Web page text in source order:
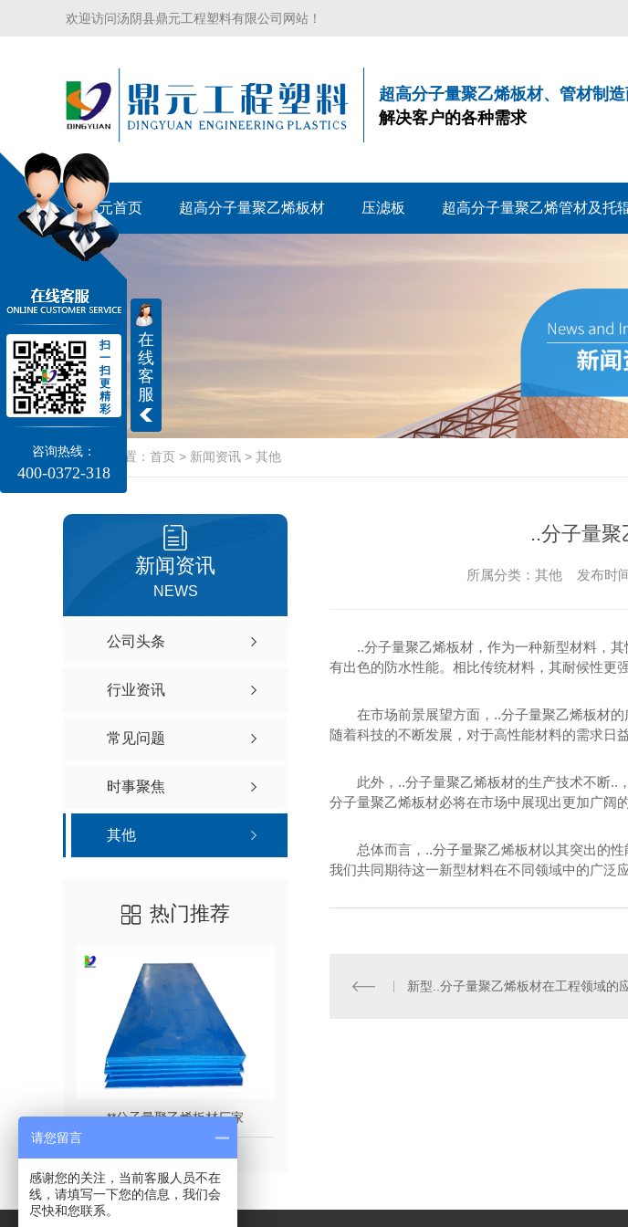
欢迎访问汤阴县鼎元工程塑料有限公司网站！
超高分子量聚乙烯板材、管材制
解决客户的各种需求
鼎元首页 超高分子量聚乙烯板材 压滤板 超高分子量聚乙烯管材及托
当前位置： 首页 > 新闻资讯 > 其他
新闻资讯
NEWS
公司头条
行业资讯
常见问题
时事聚焦
其他
热门推荐
**分子量聚乙烯板材厂家
..分子量
所属分类：其他 发布时
..分子量聚乙烯板材，作为一种新型材料，
有出色的防水性能。相比传统材料，其耐候性更
在市场前景展望方面，..分子量聚乙烯板材
随着科技的不断发展，对于高性能材料的需求日
此外，..分子量聚乙烯板材的生产技术不断..
分子量聚乙烯板材必将在市场中展现出更加广阔
总体而言，..分子量聚乙烯板材以其突出的
我们共同期待这一新型材料在不同领域中的广泛
在
线
客
服
扫
一
扫
更
精
彩
咨询热线：
400-0372-318
请您留言
感谢您的关注，当前客服人员不在
线，请填写一下您的信息，我们会
尽快和您联系。